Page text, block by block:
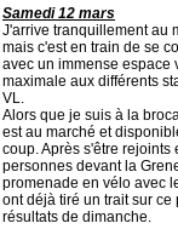
Samedi 12 mars
J'arrive tranquillement au
mais c'est en train de se
avec un immense espace
maximale aux différents
VL.
Alors que je suis à la
est au marché et
coup. Après s'être rejoints
personnes devant la
promenade en vélo avec
ont déjà tiré un trait sur
résultats de dimanche.